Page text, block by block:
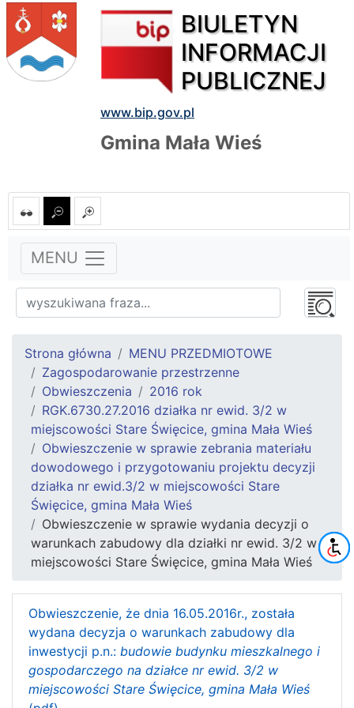
BIULETYN
INFORMACJI
PUBLICZNEJ
www.bip.gov.pl
Gmina Mała Wieś
MENU
Strona główna
MENU PRZEDMIOTOWE
Zagospodarowanie przestrzenne
Obwieszczenia
2016 rok
RGK.6730.27.2016 działka nr ewid. 3/2 w
miejscowości Stare Święcice, gmina Mała Wieś
Obwieszczenie w sprawie zebrania materiału
dowodowego i przygotowaniu projektu decyzji
działka nr ewid.3/2 w miejscowości Stare
Święcice, gmina Mała Wieś
Obwieszczenie w sprawie wydania decyzji o
warunkach zabudowy dla działki nr ewid. 3/2 w
miejscowości Stare Święcice, gmina Mała Wieś
Obwieszczenie, że dnia 16.05.2016r., została
wydana decyzja o warunkach zabudowy dla
inwestycji p.n.: budowie budynku mieszkalnego i
gospodarczego na działce nr ewid. 3/2 w
miejscowości Stare Święcice, gmina Mała Wieś